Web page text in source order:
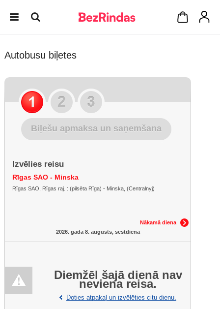
Autobusu biļetes
Biļešu apmaksa un saņemšana
Izvēlies reisu
Rīgas SAO - Minska
Rīgas SAO, Rīgas raj. : (pilsēta Rīga) - Minska, (Centralnyj)
Nākamā diena
2026. gada 8. augusts, sestdiena
Diemžēl šajā dienā nav
neviena reisa.
Doties atpakaļ un izvēlēties citu dienu.